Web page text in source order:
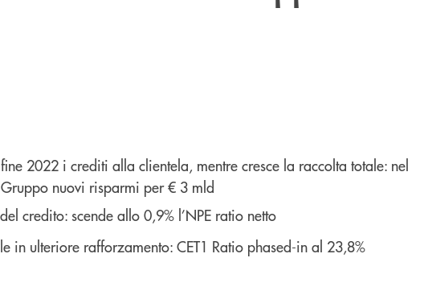
2022 i crediti alla clientela, mentre cresce la raccolta totale: nel
nuovi risparmi per € 3 mld
credito: scende allo 0,9% l’NPE ratio netto
in ulteriore rafforzamento: CET1 Ratio phased-in al 23,8%